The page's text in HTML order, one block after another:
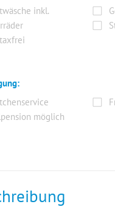
inkl.
möglich